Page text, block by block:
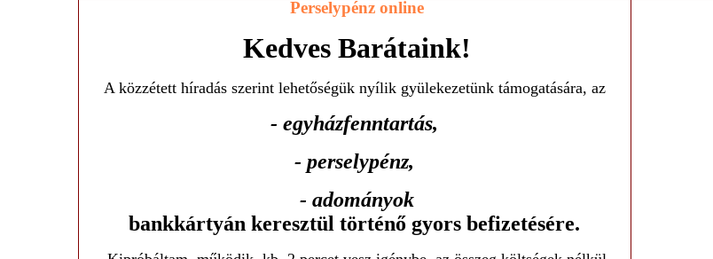
Perselypénz online
Kedves Barátaink!
A közzétett híradás szerint lehetőségük nyílik gyülekezetünk támogatására, az
- egyházfenntartás,
- perselypénz,
- adományok
bankkártyán keresztül történő gyors befizetésére.